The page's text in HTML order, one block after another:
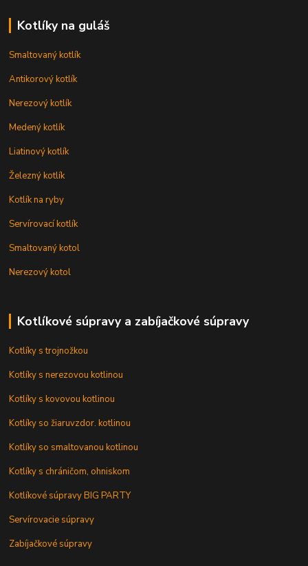
Kotlíky na guláš
Smaltovaný kotlík
Antikorový kotlík
Nerezový kotlík
Medený kotlík
Liatinový kotlík
Železný kotlík
Kotlík na ryby
Servírovací kotlík
Smaltovaný kotol
Nerezový kotol
Kotlíkové súpravy a zabíjačkové súpravy
Kotlíky s trojnožkou
Kotlíky s nerezovou kotlinou
Kotlíky s kovovou kotlinou
Kotlíky so žiaruvzdor. kotlinou
Kotlíky so smaltovanou kotlinou
Kotlíky s chráničom, ohniskom
Kotlíkové súpravy BIG PARTY
Servírovacie súpravy
Zabíjačkové súpravy